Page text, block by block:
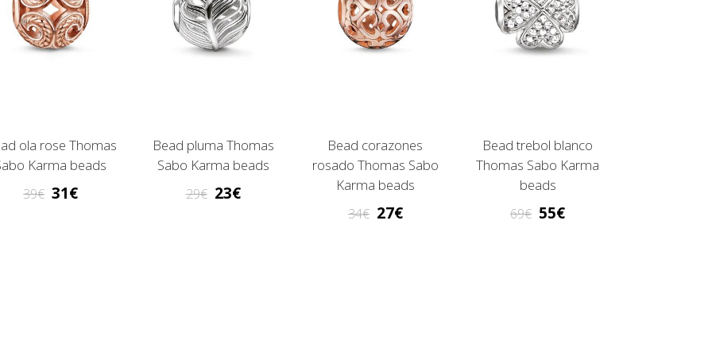
ola rose Thomas
Karma beads
39 31
Bead pluma Thomas
Sabo Karma beads
29 23
Bead corazones
rosado Thomas Sabo
Karma beads
34 27
Bead trebol blanco
Thomas Sabo Karma
beads
69 55